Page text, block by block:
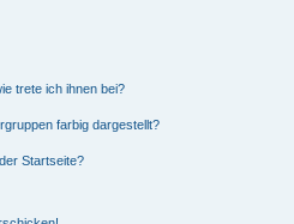
trete ich ihnen bei?
farbig dargestellt?
Startseite?